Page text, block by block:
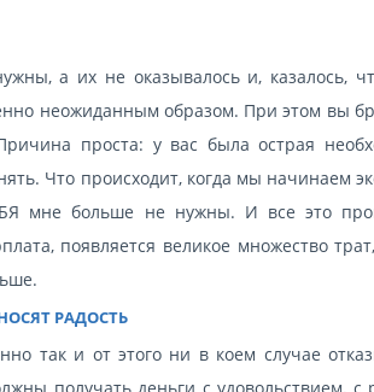
а их не оказывалось и, казалось,
неожиданным образом. При этом вы
проста: у вас была острая
Что происходит, когда мы начинаем
мне больше не нужны. И все это
появляется великое множество
РАДОСТЬ
так и от этого ни в коем случае